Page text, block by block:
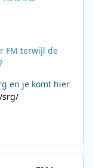
FM terwijl de
en je komt hier
srg/